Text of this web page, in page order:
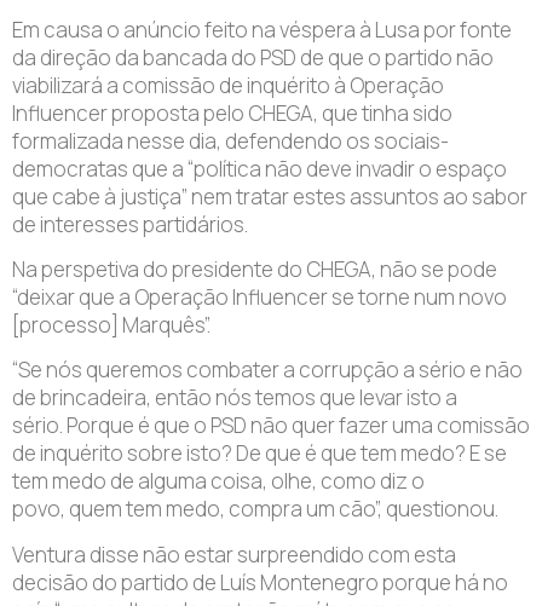
Em causa o anúncio feito na véspera à Lusa por fonte
da direção da bancada do PSD de que o partido não
viabilizará a comissão de inquérito à Operação
Influencer proposta pelo CHEGA, que tinha sido
formalizada nesse dia, defendendo os sociais-
democratas que a “política não deve invadir o espaço
que cabe à justiça” nem tratar estes assuntos ao sabor
de interesses partidários.
Na perspetiva do presidente do CHEGA, não se pode
“deixar que a Operação Influencer se torne num novo
[processo] Marquês”.
“Se nós queremos combater a corrupção a sério e não
de brincadeira, então nós temos que levar isto a
sério. Porque é que o PSD não quer fazer uma comissão
de inquérito sobre isto? De que é que tem medo? E se
tem medo de alguma coisa, olhe, como diz o
povo, quem tem medo, compra um cão”, questionou.
Ventura disse não estar surpreendido com esta
decisão do partido de Luís Montenegro porque há no